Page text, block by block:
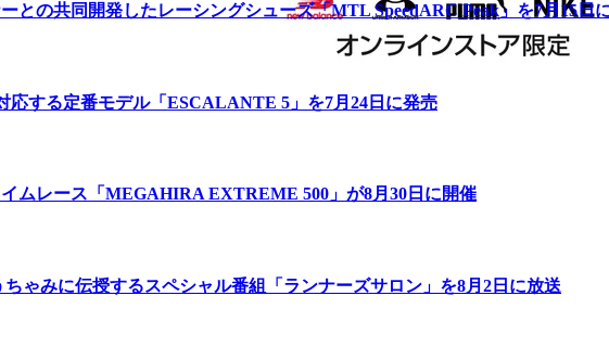
との共同開発したレーシングシューズ「MTL SpeedARC Peak」を7月15日
する定番モデル「ESCALANTE 5」を7月24日に発売
ムレース「MEGAHIRA EXTREME 500」が8月30日に開催
ゃみに伝授するスペシャル番組「ランナーズサロン」を8月2日に放送